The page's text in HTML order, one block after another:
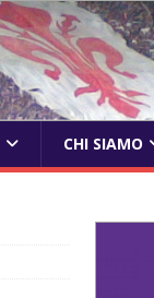
CHI SIAMO